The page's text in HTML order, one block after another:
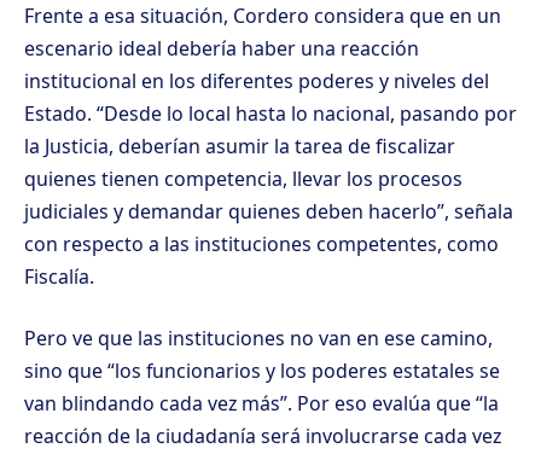
Frente a esa situación, Cordero considera que en un
escenario ideal debería haber una reacción
institucional en los diferentes poderes y niveles del
Estado. “Desde lo local hasta lo nacional, pasando por
la Justicia, deberían asumir la tarea de fiscalizar
quienes tienen competencia, llevar los procesos
judiciales y demandar quienes deben hacerlo”, señala
con respecto a las instituciones competentes, como
Fiscalía.
Pero ve que las instituciones no van en ese camino,
sino que “los funcionarios y los poderes estatales se
van blindando cada vez más”. Por eso evalúa que “la
reacción de la ciudadanía será involucrarse cada vez